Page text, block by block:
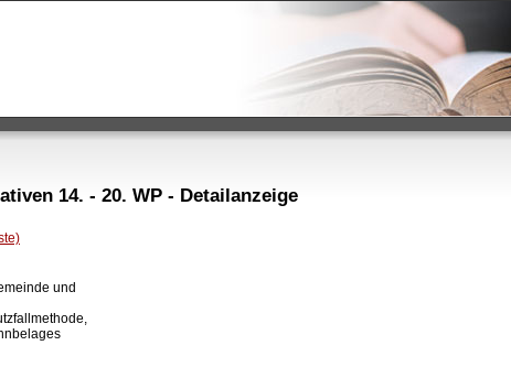
14. - 20. WP - Detailanzeige
und